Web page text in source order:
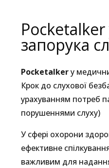
запорука
Pocketalkerу
Крок до слухової
урахуванням потреб
порушеннями слуху)
У сфері охорони
ефективне
важливим для